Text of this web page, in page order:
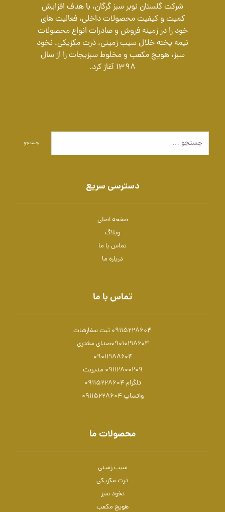
شرکت گلستان نوبر سبز گرگان، با هدف افزایش
کمیت و کیفیت محصولات داخلی، فعالیت های
خود را در زمینه فروش و صادرات انواع محصولات
نیمه پخته خلال سیب زمینی، ذرت مکزیکی، نخود
سبز، هویج مکعب و مخلوط سبزیجات را از سال
1398 آغاز کرد.
جستجو
دسترسی سریع
صفحه اصلی
وبلاگ
تماس با ما
درباره ما
تماس با ما
09115228604 ثبت سفارشات
۰۹۰۱۰۲۱۸۶۰۴صدای مشتری
۰۹۰۱۲۱۸۸۶۰۴
۰۹۱۱۲۸۰۰۲۰۹ مدیریت
تلگرام 09115228604
واتساپ 09115228604
محصولات ما
سیب زمینی
ذرت مکزیکی
نخود سبز
هویج مکعب